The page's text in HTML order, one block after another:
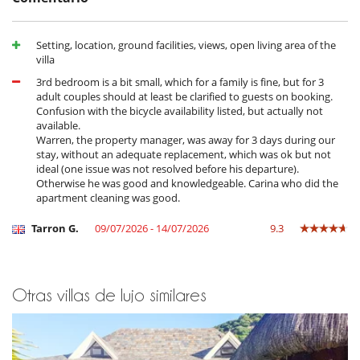
Chef for your entire stay:
You can have a chef who will cook your Breakfast, Lunch, Tea time and
Dinner at your convenience. Whatever you want, at
any time with an additional fee of Rs. 4500 per day (excluding the cost
of groceries + an additional cost of Rs. 3000 each
for Christmas and new year). (A minimum of 5 nights is required).
Breakfast Supplement:
Breakfasts may be offered at a supplement of € 8 Euro per person per
(Pastries, tea, coffee, milk, yogurt, fruits, bread, butter, jam and fruit
juice).
Cerca
Electrodoméstico
Cocina totalmente equipada
Horno
Lavadora-secadora
Setting, location, ground facilities, views, open living area of the
villa
3rd bedroom is a bit small, which for a family is fine, but for 3
adult couples should at least be clarified to guests on booking.
Confusion with the bicycle availability listed, but actually not
available.
Warren, the property manager, was away for 3 days during our
stay, without an adequate replacement, which was ok but not
ideal (one issue was not resolved before his departure).
Otherwise he was good and knowledgeable. Carina who did the
apartment cleaning was good.
Tarron G. 09/07/2026 - 14/07/2026 9.3
Otras villas de lujo similares